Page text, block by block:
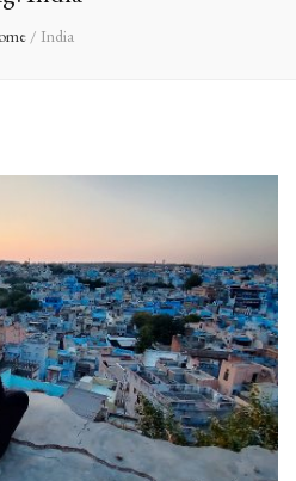
/ India